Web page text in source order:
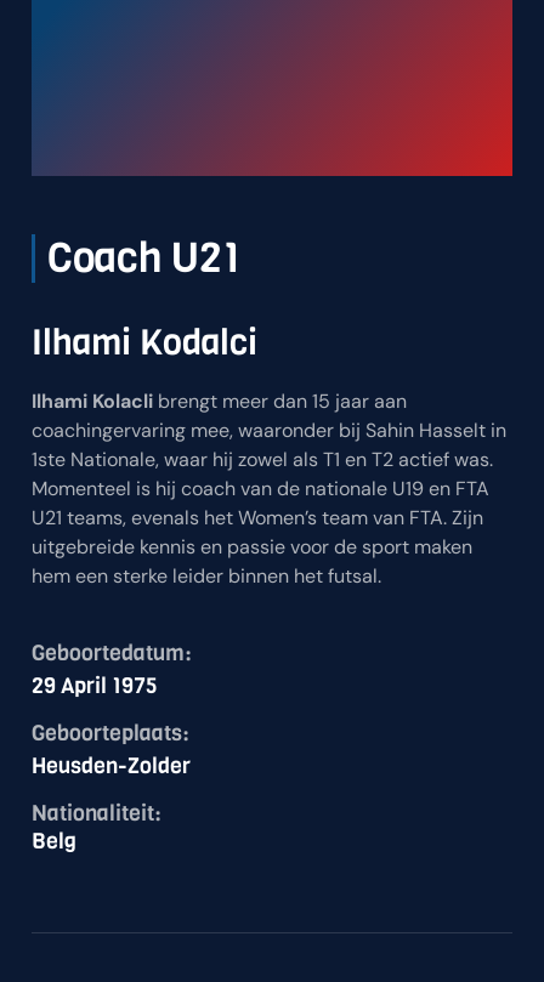
Coach U21
Ilhami Kodalci
Ilhami Kolacli brengt meer dan 15 jaar aan
coachingervaring mee, waaronder bij Sahin Hasselt in
1ste Nationale, waar hij zowel als T1 en T2 actief was.
Momenteel is hij coach van de nationale U19 en FTA
U21 teams, evenals het Women’s team van FTA. Zijn
uitgebreide kennis en passie voor de sport maken
hem een sterke leider binnen het futsal.
Geboortedatum:
29 April 1975
Geboorteplaats:
Heusden-Zolder
Nationaliteit:
Belg